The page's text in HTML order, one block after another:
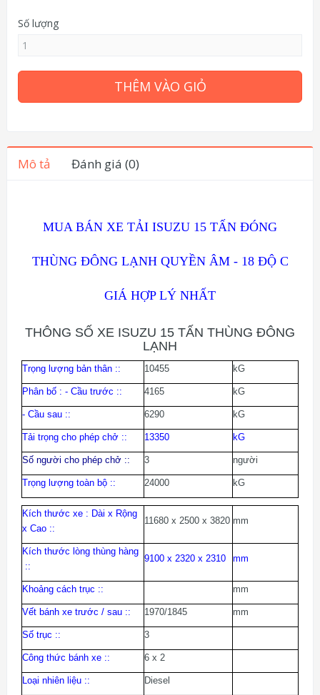
Số lượng
THÊM VÀO GIỎ
Mô tả Đánh giá (0)
MUA BÁN XE TẢI ISUZU 15 TẤN ĐÓNG
THÙNG ĐÔNG LẠNH QUYỀN ÂM - 18 ĐỘ C
GIÁ HỢP LÝ NHẤT
THÔNG SỐ XE ISUZU 15 TẤN THÙNG ĐÔNG
LẠNH
Trọng lượng bản thân :: 10455 kG
Phân bố : - Cầu trước :: 4165 kG
- Cầu sau :: 6290 kG
Tải trọng cho phép chở :: 13350 kG
Số người cho phép chở :: 3 người
Trọng lượng toàn bộ :: 24000 kG
Kích thước xe : Dài x Rộng
x Cao ::
11680 x 2500 x 3820 mm
Kích thước lòng thùng hàng
::
9100 x 2320 x 2310 mm
Khoảng cách trục :: mm
Vết bánh xe trước / sau :: 1970/1845 mm
Số trục :: 3
Công thức bánh xe :: 6 x 2
Loại nhiên liệu :: Diesel